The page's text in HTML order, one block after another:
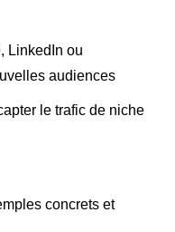
LinkedIn ou
audiences
le trafic de niche
concrets et